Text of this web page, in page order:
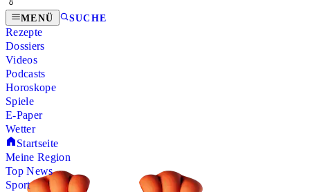
MENÜ SUCHE
Rezepte
Dossiers
Videos
Podcasts
Horoskope
Spiele
E-Paper
Wetter
Startseite
Meine Region
Top News
Sport